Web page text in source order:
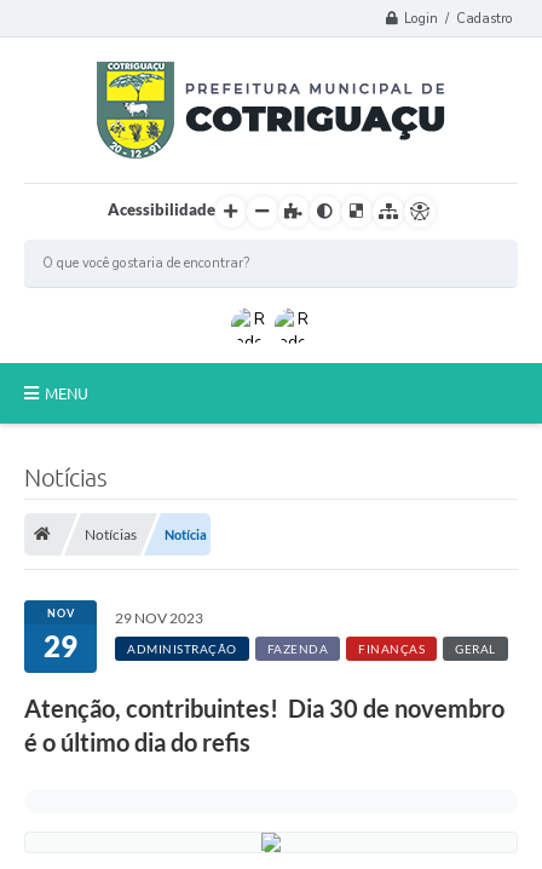
Login / Cadastro
Acessibilidade
MENU
A Prefeitura
Notícias
Secretarias
Notícias
Notícias Notícia
NOV
29
29 NOV 2023
ADMINISTRAÇÃO FAZENDA FINANÇAS GERAL
Atenção, contribuintes! Dia 30 de novembro
é o último dia do refis